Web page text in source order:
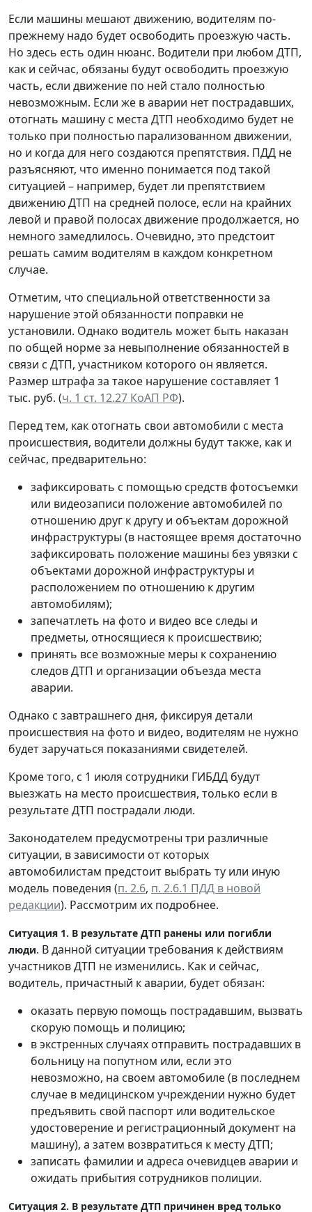
Если машины мешают движению, водителям по-
прежнему надо будет освободить проезжую часть.
Но здесь есть один нюанс. Водители при любом ДТП,
как и сейчас, обязаны будут освободить проезжую
часть, если движение по ней стало полностью
невозможным. Если же в аварии нет пострадавших,
отогнать машину с места ДТП необходимо будет не
только при полностью парализованном движении,
но и когда для него создаются препятствия. ПДД не
разъясняют, что именно понимается под такой
ситуацией – например, будет ли препятствием
движению ДТП на средней полосе, если на крайних
левой и правой полосах движение продолжается, но
немного замедлилось. Очевидно, это предстоит
решать самим водителям в каждом конкретном
случае.
Отметим, что специальной ответственности за
нарушение этой обязанности поправки не
установили. Однако водитель может быть наказан
по общей норме за невыполнение обязанностей в
связи с ДТП, участником которого он является.
Размер штрафа за такое нарушение составляет 1
тыс. руб. (ч. 1 ст. 12.27 КоАП РФ).
Перед тем, как отогнать свои автомобили с места
происшествия, водители должны будут также, как и
сейчас, предварительно:
зафиксировать с помощью средств фотосъемки
или видеозаписи положение автомобилей по
отношению друг к другу и объектам дорожной
инфраструктуры (в настоящее время достаточно
зафиксировать положение машины без увязки с
объектами дорожной инфраструктуры и
расположением по отношению к другим
автомобилям);
запечатлеть на фото и видео все следы и
предметы, относящиеся к происшествию;
принять все возможные меры к сохранению
следов ДТП и организации объезда места
аварии.
Однако с завтрашнего дня, фиксируя детали
происшествия на фото и видео, водителям не нужно
будет заручаться показаниями свидетелей.
Кроме того, с 1 июля сотрудники ГИБДД будут
выезжать на место происшествия, только если в
результате ДТП пострадали люди.
Законодателем предусмотрены три различные
ситуации, в зависимости от которых
автомобилистам предстоит выбрать ту или иную
модель поведения (п. 2.6, п. 2.6.1 ПДД в новой
редакции). Рассмотрим их подробнее.
Ситуация 1. В результате ДТП ранены или погибли
люди. В данной ситуации требования к действиям
участников ДТП не изменились. Как и сейчас,
водитель, причастный к аварии, будет обязан:
оказать первую помощь пострадавшим, вызвать
скорую помощь и полицию;
в экстренных случаях отправить пострадавших в
больницу на попутном или, если это
невозможно, на своем автомобиле (в последнем
случае в медицинском учреждении нужно будет
предъявить свой паспорт или водительское
удостоверение и регистрационный документ на
машину), а затем возвратиться к месту ДТП;
записать фамилии и адреса очевидцев аварии и
ожидать прибытия сотрудников полиции.
Ситуация 2. В результате ДТП причинен вред только